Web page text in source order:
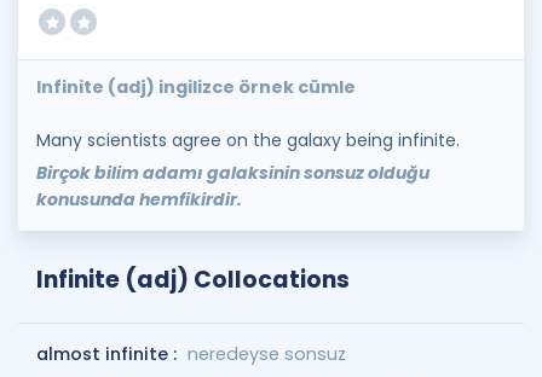
Infinite (adj) ingilizce örnek cümle
Many scientists agree on the galaxy being infinite.
Birçok bilim adamı galaksinin sonsuz olduğu
konusunda hemfikirdir.
Infinite (adj) Collocations
almost infinite : neredeyse sonsuz